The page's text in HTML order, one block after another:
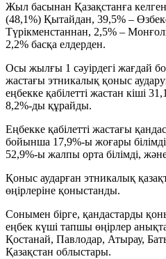
Жыл басынан Қазақстанға
(48,1%) Қытайдан, 39,5% –
Түрікменстаннан, 2,5% –
2,2% басқа елдерден.
Осы жылғы 1 сәуірдегі жағдай
жастағы этникалық қоныс
еңбекке қабілетті жастан кіші
8,2%-ды құрайды.
Еңбекке қабілетті жастағы
бойынша 17,9%-ы жоғары
52,9%-ы жалпы орта білімді,
Қоныс аударған этникалық
өңірлеріне қоныстанды.
Сонымен бірге, қандастарды
еңбек күші тапшы өңірлер
Қостанай, Павлодар, Атырау,
Қазақстан облыстары.